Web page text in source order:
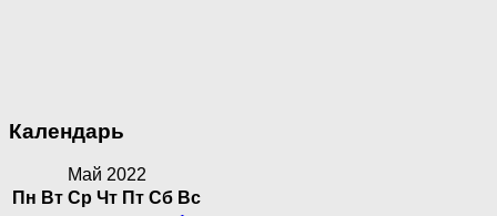
Календарь
Май 2022
Пн Вт Ср Чт Пт Сб Вс